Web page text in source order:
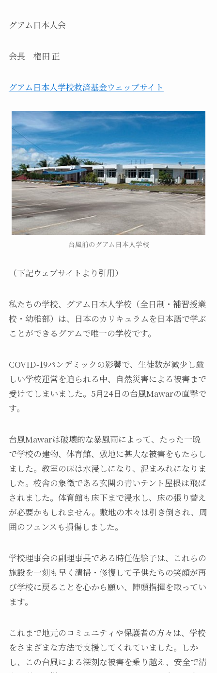
グアム日本人会
会長 権田 正
グアム日本人学校救済基金ウェッブサイト
台風前のグアム日本人学校
（下記ウェブサイトより引用）
私たちの学校、グアム日本人学校（全日制・補習授業
校・幼稚部）は、日本のカリキュラムを日本語で学ぶ
ことができるグアムで唯一の学校です。
COVID-19パンデミックの影響で、生徒数が減少し厳
しい学校運営を迫られる中、自然災害による被害まで
受けてしまいました。5月24日の台風Mawarの直撃で
す。
台風Mawarは破壊的な暴風雨によって、たった一晩
で学校の建物、体育館、敷地に甚大な被害をもたらし
ました。教室の床は水浸しになり、泥まみれになりま
した。校舎の象徴である玄関の青いテント屋根は飛ば
されました。体育館も床下まで浸水し、床の張り替え
が必要かもしれません。敷地の木々は引き倒され、周
囲のフェンスも損傷しました。
学校理事会の副理事長である時任佐絵子は、これらの
施設を一刻も早く清掃・修復して子供たちの笑顔が再
び学校に戻ることを心から願い、陣頭指揮を取ってい
ます。
これまで地元のコミュニティや保護者の方々は、学校
をさまざまな方法で支援してくれていました。しか
し、この台風による深刻な被害を乗り越え、安全で清